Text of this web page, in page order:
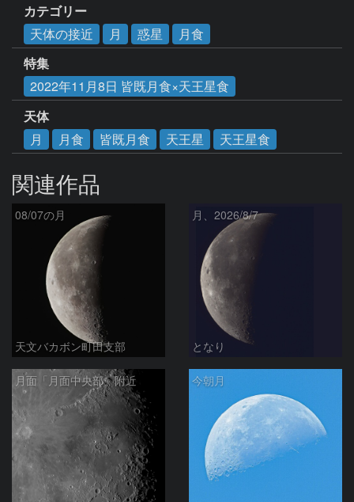
カテゴリー
天体の接近
月 惑星
月食
特集
2022年11月8日 皆既月食×天王星食
天体
月
月食 皆既月食 天王星 天王星食
関連作品
08/07の月
天文バカボン町田支部
月、2026/8/7
となり
月面「月面中央部」附近 今朝月